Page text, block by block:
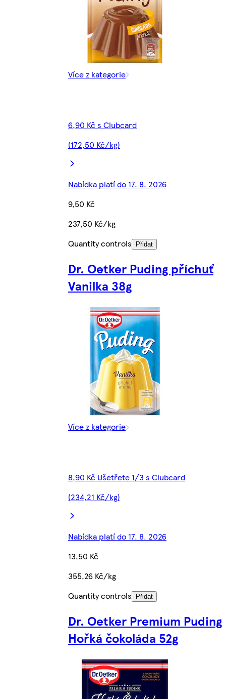
Více z kategorie
6,90 Kč s Clubcard
(172,50 Kč/kg)
Nabídka platí do 17. 8. 2026
9,50 Kč
237,50 Kč/kg
Quantity controls
Přidat
Dr. Oetker Puding příchuť
Vanilka 38g
Více z kategorie
8,90 Kč Ušetřete 1/3 s Clubcard
(234,21 Kč/kg)
Nabídka platí do 17. 8. 2026
13,50 Kč
355,26 Kč/kg
Quantity controls
Přidat
Dr. Oetker Premium Puding
Hořká čokoláda 52g